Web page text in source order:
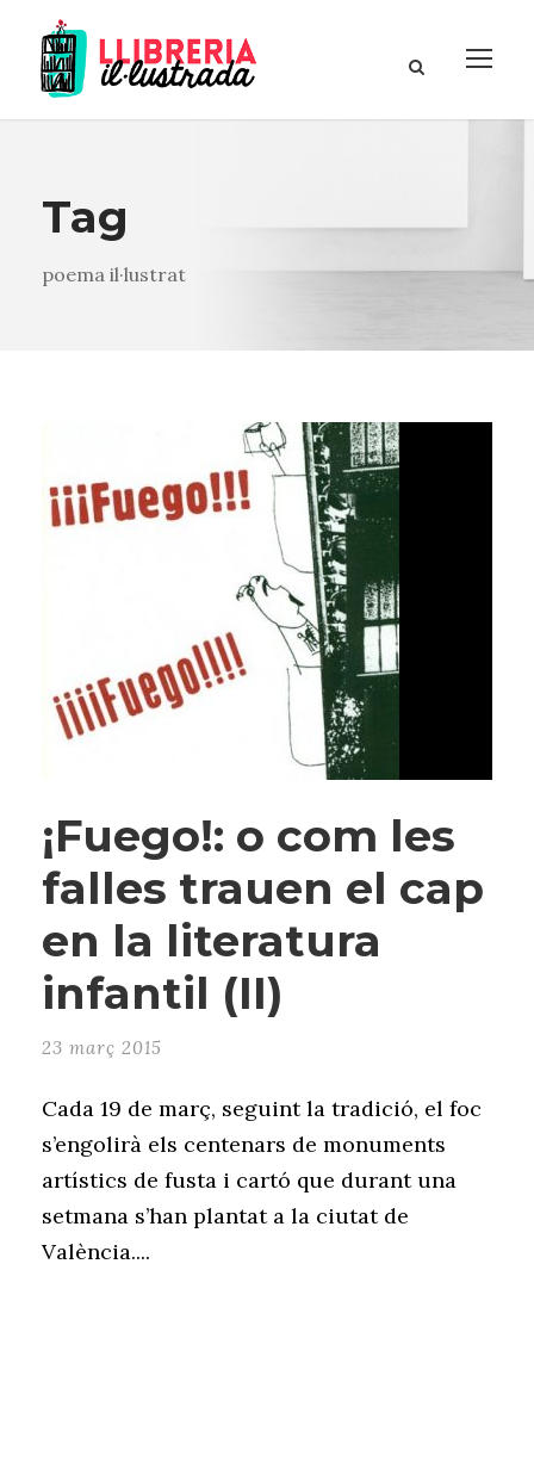
Tag
poema il·lustrat
¡Fuego!: o com les
falles trauen el cap
en la literatura
infantil (II)
23 març 2015
Cada 19 de març, seguint la tradició, el foc
s’engolirà els centenars de monuments
artístics de fusta i cartó que durant una
setmana s’han plantat a la ciutat de
València....